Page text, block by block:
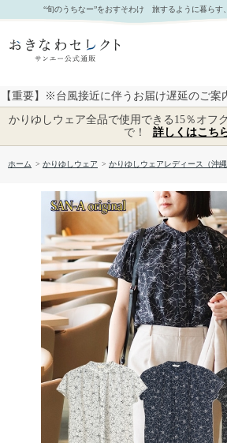
【送料無料】前開きフレンチスリーブブラウス かりゆしウェ
ンエー公式通販
“旬のうちなー”をおすそわけ 旅するように暮らす
【重要】※台風接近に伴うお届け遅延のご案
かりゆしウェア全品で使用できる15％オフ
で！
詳しくはこち
ホーム > かりゆしウェア > かりゆしウェアレディース（沖